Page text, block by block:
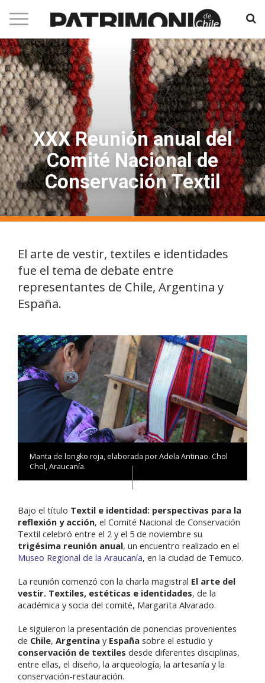
XXX Reunión anual del
Comité Nacional de
Conservación Textil
El arte de vestir, textiles e identidades
fue el tema de debate entre
representantes de Chile, Argentina y
España.
Manta de longko roja, elaborada por Adela Antinao. Chol
Chol, Araucanía.
Bajo el título Textil e identidad: perspectivas para la
reflexión y acción, el Comité Nacional de Conservación
Textil celebró entre el 2 y el 5 de noviembre su
trigésima reunión anual, un encuentro realizado en el
Museo Regional de la Araucanía, en la ciudad de Temuco.
La reunión comenzó con la charla magistral El arte del
vestir. Textiles, estéticas e identidades, de la
académica y socia del comité, Margarita Alvarado.
Le siguieron la presentación de ponencias provenientes
de Chile, Argentina y España sobre el estudio y
conservación de textiles desde diferentes disciplinas,
entre ellas, el diseño, la arqueología, la artesanía y la
conservación-restauración.